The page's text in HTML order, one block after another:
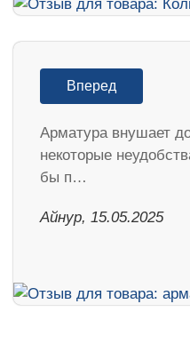
Вперед
Арматура внушает
некоторые
бы п…
Айнур, 15.05.2025